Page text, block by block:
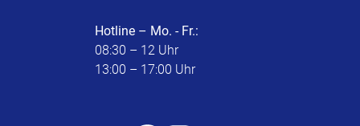
Hotline – Mo. - Fr.:
08:30 – 12 Uhr
13:00 – 17:00 Uhr